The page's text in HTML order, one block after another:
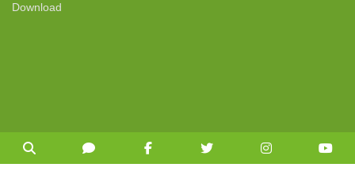
Download